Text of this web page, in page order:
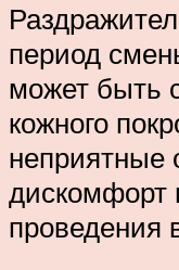
период
может быть
кожного
дискомфорт
проведения